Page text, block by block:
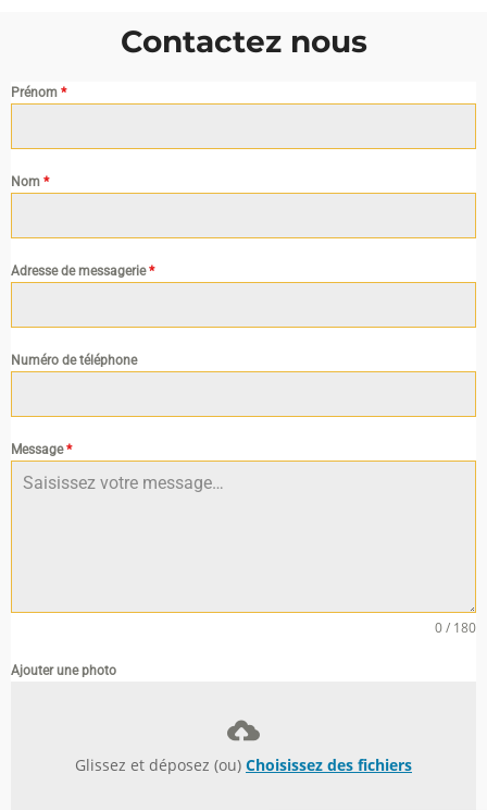
Contactez nous
Prénom *
Nom *
Adresse de messagerie*
Numéro de téléphone
Message*
0 / 180
Ajouter une photo
Glissez et déposez (ou) Choisissez des fichiers